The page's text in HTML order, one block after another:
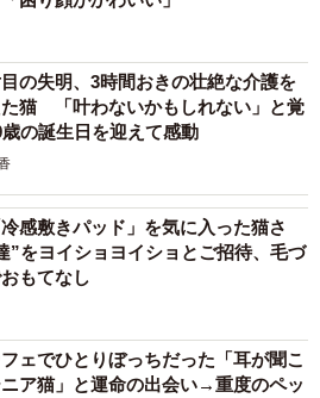
の失明、3時間おきの壮絶な介護を
猫 「叶わないかもしれない」と覚
の誕生日を迎えて感動
感敷きパッド」を気に入った猫さ
”をヨイショヨイショとご招待、毛づ
もてなし
ェでひとりぼっちだった「耳が聞こ
ア猫」と運命の出会い→重度のペッ